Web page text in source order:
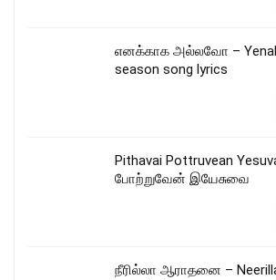
எனக்காக அல்லவோ –
season song lyrics
Pithavai Pottruvean
போற்றுவேன் இயேசுவை
நீரில்லா ஆராதனை –